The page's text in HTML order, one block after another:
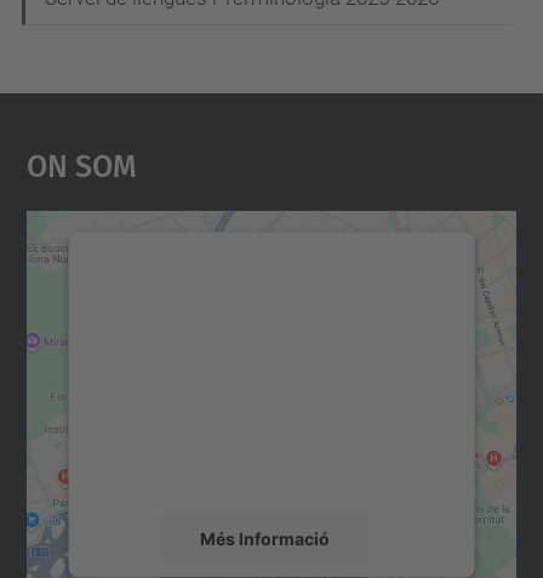
On Som
Més Informació